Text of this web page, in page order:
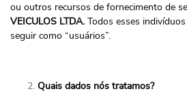
ou outros recursos de fornecimento de
VEICULOS LTDA. Todos esses
seguir como “usuários”.
Quais dados nós tratamos?